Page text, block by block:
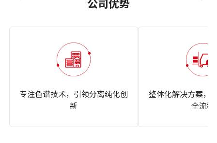
公司优势
专注色谱技术，引领分离纯化创
新
整体化解决方案，
全流程